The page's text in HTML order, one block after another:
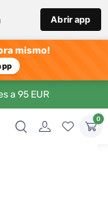
Abrir app
mismo!
a 95 EUR
0